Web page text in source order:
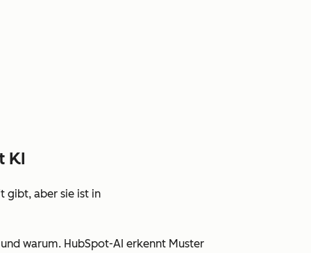
KI
gibt, aber sie ist in
warum. HubSpot-AI erkennt Muster